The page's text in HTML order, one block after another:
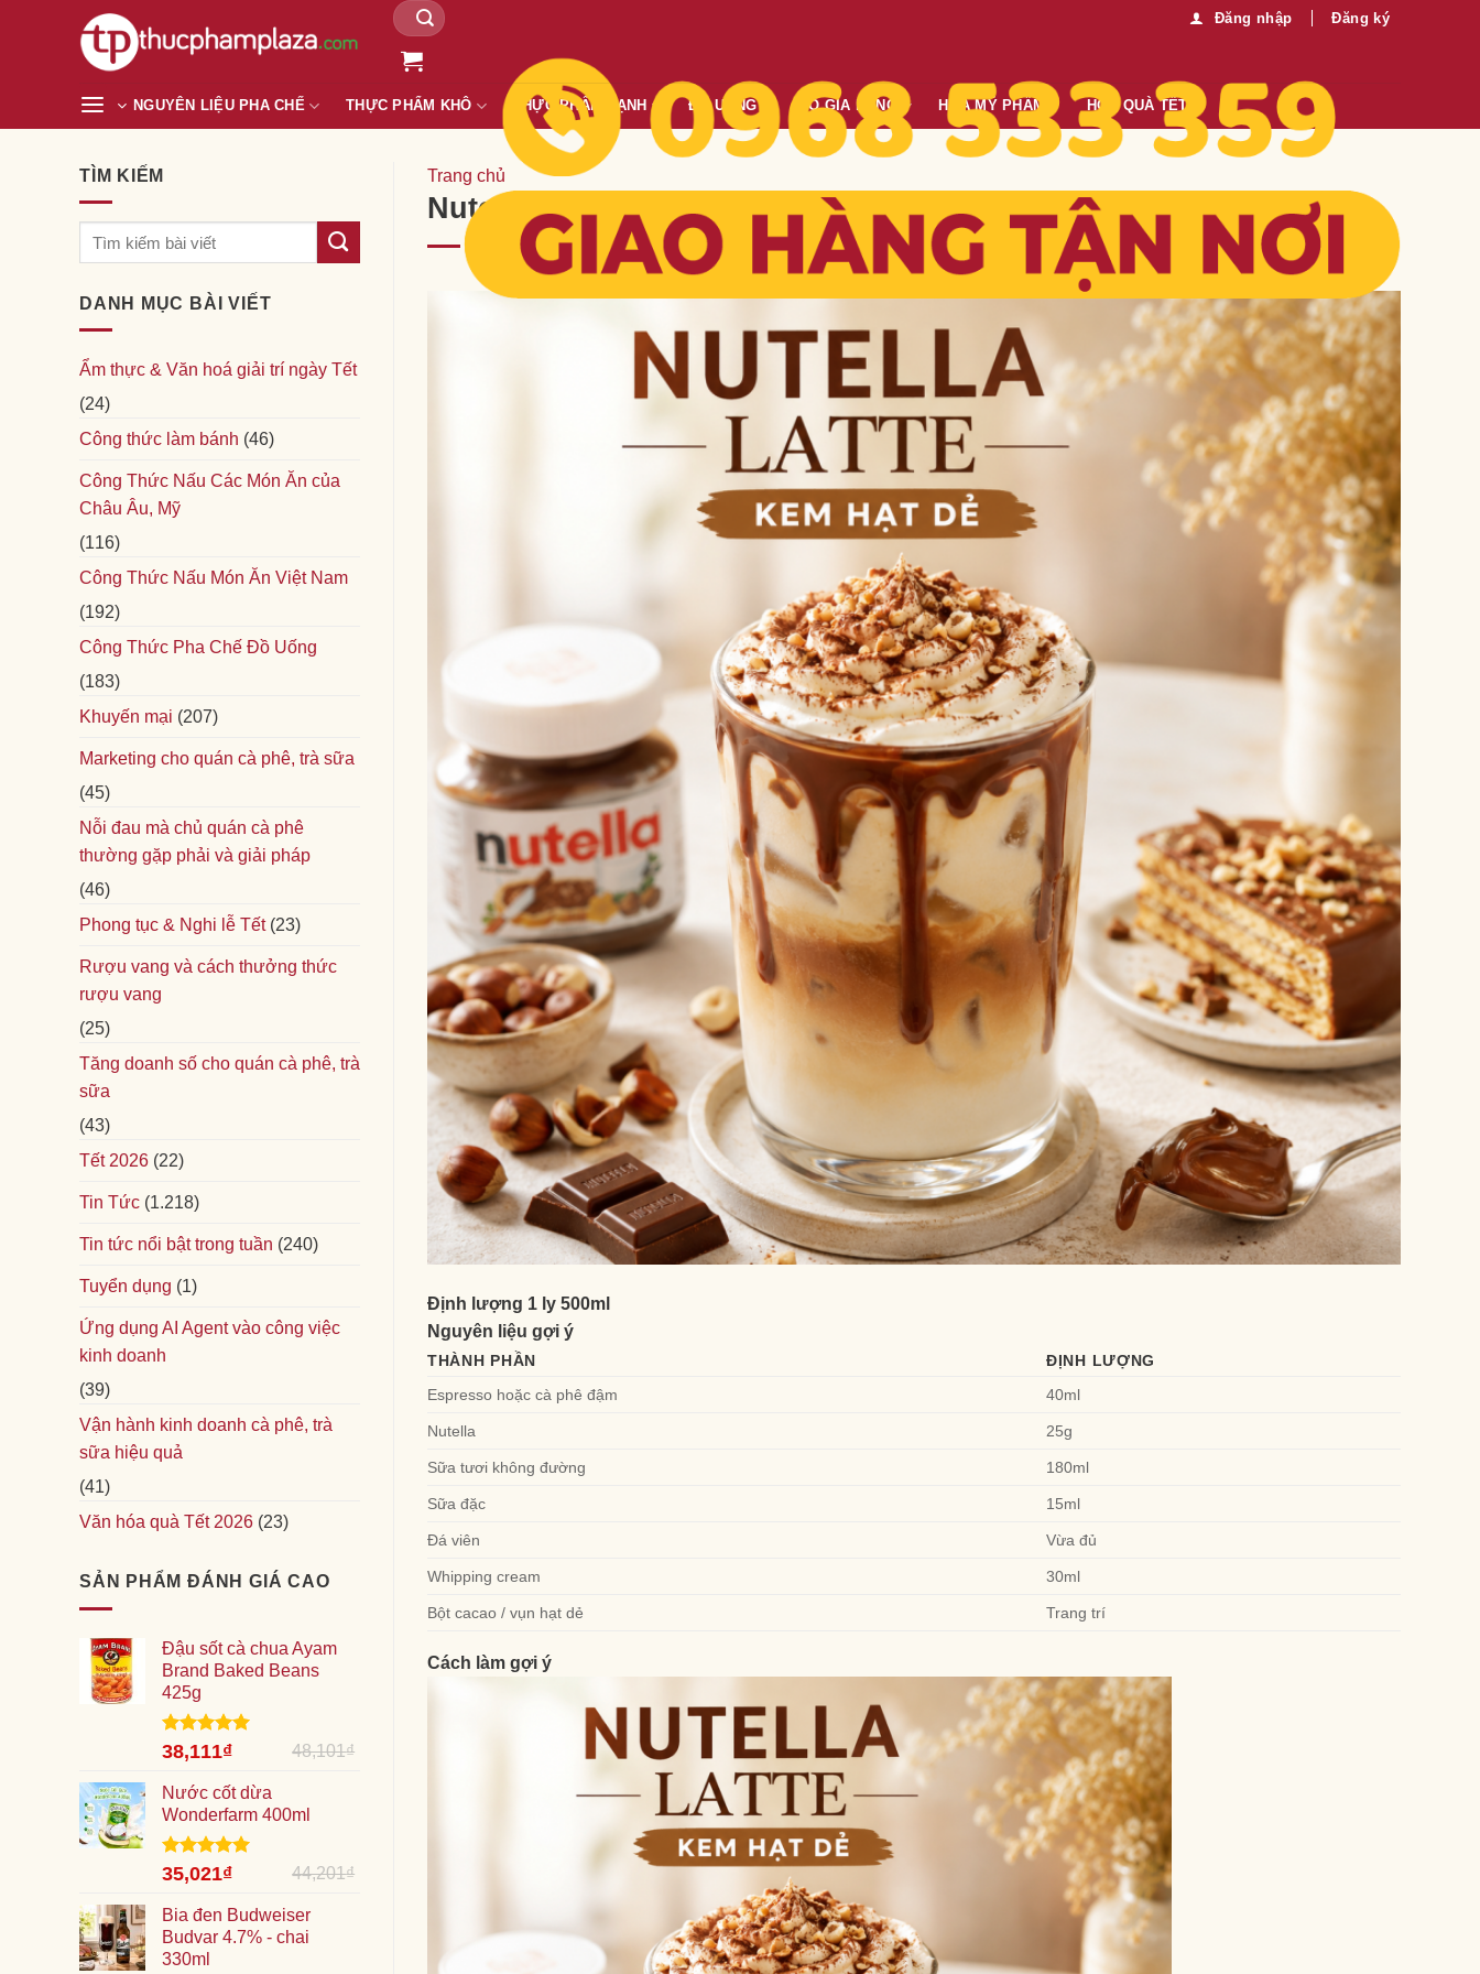
Tìm
kiếm:
Đăng nhập Đăng ký
NGUYÊN LIỆU PHA CHẾ THỰC PHẨM KHÔ THỰC PHẨM LẠNH ĐỒ UỐNG ĐỒ GIA DỤNG HÓA MỸ PHẨM HỘP QUÀ TẾT
TÌM KIẾM
DANH MỤC BÀI VIẾT
Ẩm thực & Văn hoá giải trí ngày Tết
(24)
Công thức làm bánh (46)
Công Thức Nấu Các Món Ăn của
Châu Âu, Mỹ
(116)
Công Thức Nấu Món Ăn Việt Nam
(192)
Công Thức Pha Chế Đồ Uống
(183)
Khuyến mại (207)
Marketing cho quán cà phê, trà sữa
(45)
Nỗi đau mà chủ quán cà phê
thường gặp phải và giải pháp
(46)
Phong tục & Nghi lễ Tết(23)
Rượu vang và cách thưởng thức
rượu vang
(25)
Tăng doanh số cho quán cà phê, trà
sữa
(43)
Tết 2026 (22)
Tin Tức (1.218)
Tin tức nổi bật trong tuần (240)
Tuyển dụng (1)
Ứng dụng AI Agent vào công việc
kinh doanh
(39)
Vận hành kinh doanh cà phê, trà
sữa hiệu quả
(41)
Văn hóa quà Tết 2026 (23)
SẢN PHẨM ĐÁNH GIÁ CAO
Đậu sốt cà chua Ayam
Brand Baked Beans
425g
Được xếp
hạng
5 sao
48,101₫
Giá
là:
48,101₫.
38,111₫Giá
tại
là:
38,111₫.
Nước cốt dừa
Wonderfarm 400ml
Được xếp
hạng
5 sao
44,201₫
Giá
là:
44,201₫.
35,021₫Giá
tại
là:
Bia đen Budweiser
Budvar 4.7% - chai
330ml
Trang chủ
Nutella Latte Kem Hạt Dẻ
Định lượng 1 ly 500ml
Nguyên liệu gợi ý
THÀNH PHẦN
ĐỊNH LƯỢNG
Espresso hoặc cà phê đậm
40ml
Nutella 25g
Sữa tươi không đường 180ml
Sữa đặc 15ml
Đá viên Vừa đủ
Whipping cream 30ml
Bột cacao / vụn hạt dẻ Trang trí
Cách làm gợi ý